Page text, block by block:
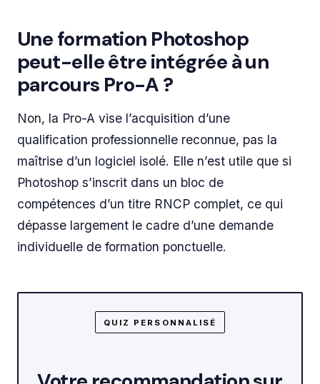
Une formation Photoshop
peut-elle être intégrée à un
parcours Pro-A ?
Non, la Pro-A vise l’acquisition d’une
qualification professionnelle reconnue, pas la
maîtrise d’un logiciel isolé. Elle n’est utile que si
Photoshop s’inscrit dans un bloc de
compétences d’un titre RNCP complet, ce qui
dépasse largement le cadre d’une demande
individuelle de formation ponctuelle.
QUIZ PERSONNALISÉ